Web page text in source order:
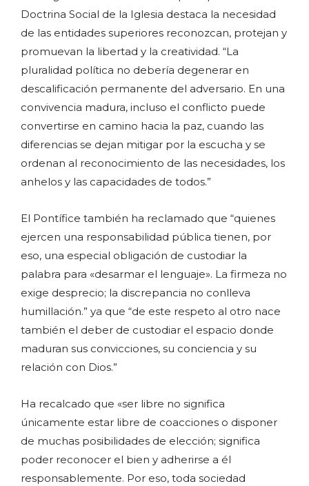
Doctrina Social de la Iglesia destaca la necesidad
de las entidades superiores reconozcan, protejan y
promuevan la libertad y la creatividad. “La
pluralidad política no debería degenerar en
descalificación permanente del adversario. En una
convivencia madura, incluso el conflicto puede
convertirse en camino hacia la paz, cuando las
diferencias se dejan mitigar por la escucha y se
ordenan al reconocimiento de las necesidades, los
anhelos y las capacidades de todos.”
El Pontífice también ha reclamado que “quienes
ejercen una responsabilidad pública tienen, por
eso, una especial obligación de custodiar la
palabra para «desarmar el lenguaje». La firmeza no
exige desprecio; la discrepancia no conlleva
humillación.” ya que “de este respeto al otro nace
también el deber de custodiar el espacio donde
maduran sus convicciones, su conciencia y su
relación con Dios.”
Ha recalcado que «ser libre no significa
únicamente estar libre de coacciones o disponer
de muchas posibilidades de elección; significa
poder reconocer el bien y adherirse a él
responsablemente. Por eso, toda sociedad